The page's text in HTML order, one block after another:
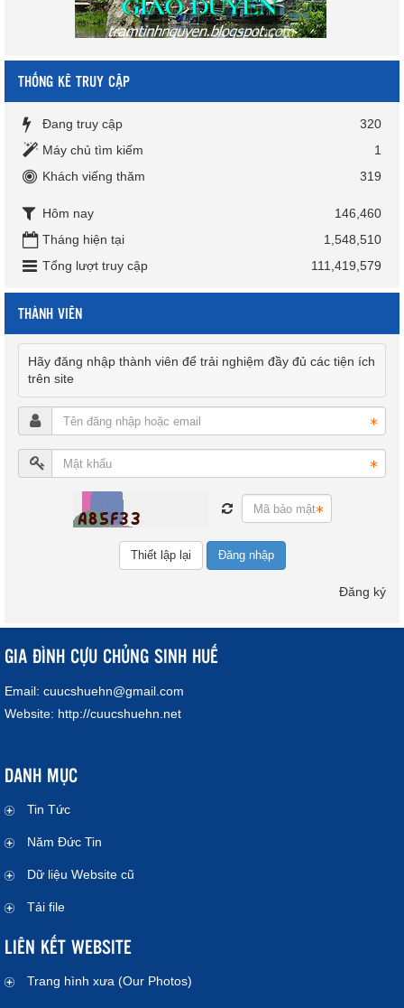
THỐNG KÊ TRUY CẬP
Đang truy cập
320
Máy chủ tìm kiếm
1
Khách viếng thăm
319
Hôm nay
146,460
Tháng hiện tại
1,548,510
Tổng lượt truy cập
111,419,579
THÀNH VIÊN
Hãy đăng nhập thành viên để trải nghiệm đầy đủ các tiện ích
trên site
Đăng nhập
Đăng ký
GIA ĐÌNH CỰU CHỦNG SINH HUẾ
Email: cuucshuehn@gmail.com
Website: http://cuucshuehn.net
DANH MỤC
Tin Tức
Năm Đức Tin
Dữ liệu Website cũ
Tải file
LIÊN KẾT WEBSITE
Trang hình xưa (Our Photos)